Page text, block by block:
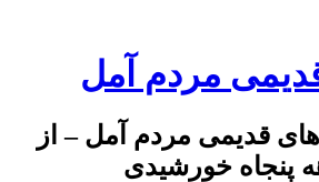
مردم آمل
قدیمی مردم آمل – از
پنجاه خورشیدی